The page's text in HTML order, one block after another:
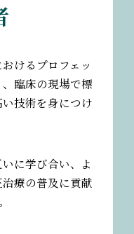
けるプロフェッ
臨床の現場で標
技術を身につけ
に学び合い、よ
療の普及に貢献